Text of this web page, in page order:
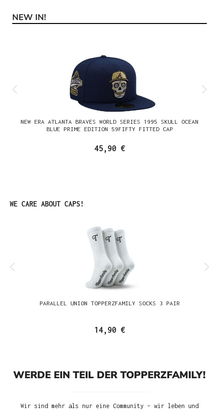
Produktgalerie überspringen
NEW IN!
NEW ERA ATLANTA BRAVES WORLD SERIES 1995 SKULL OCEAN
BLUE PRIME EDITION 59FIFTY FITTED CAP
45,90 €
Produktgalerie überspringen
WE CARE ABOUT CAPS!
PARALLEL UNION TOPPERZFAMILY SOCKS 3 PAIR
14,90 €
WERDE EIN TEIL DER TOPPERZFAMILY!
Wir sind mehr als nur eine Community – wir leben und